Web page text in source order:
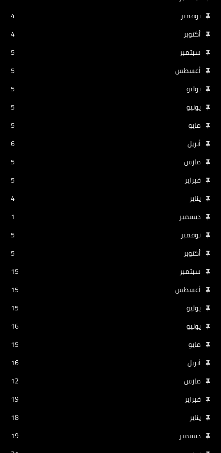
نوفمبر
4
أكتوبر
4
سبتمبر
5
أغسطس
5
يوليو
5
يونيو
5
مايو
5
أبريل
6
مارس
5
فبراير
5
يناير
4
ديسمبر
1
نوفمبر
5
أكتوبر
5
سبتمبر
15
أغسطس
15
يوليو
15
يونيو
16
مايو
15
أبريل
16
مارس
12
فبراير
19
يناير
18
ديسمبر
19